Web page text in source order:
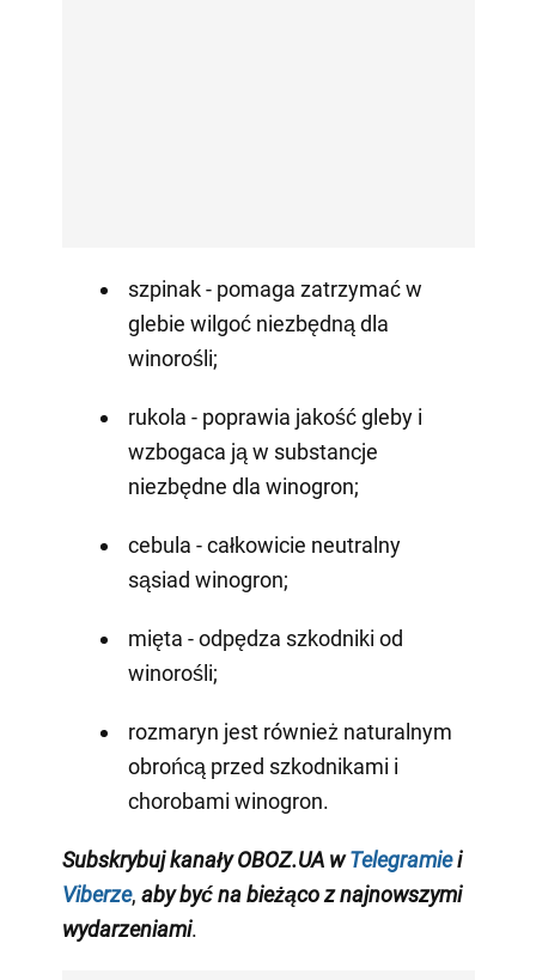
szpinak - pomaga zatrzymać w
glebie wilgoć niezbędną dla
winorośli;
rukola - poprawia jakość gleby i
wzbogaca ją w substancje
niezbędne dla winogron;
cebula - całkowicie neutralny
sąsiad winogron;
mięta - odpędza szkodniki od
winorośli;
rozmaryn jest również naturalnym
obrońcą przed szkodnikami i
chorobami winogron.
Subskrybuj kanały OBOZ.UA wTelegramiei
Viberze, aby być na bieżąco z najnowszymi
wydarzeniami.